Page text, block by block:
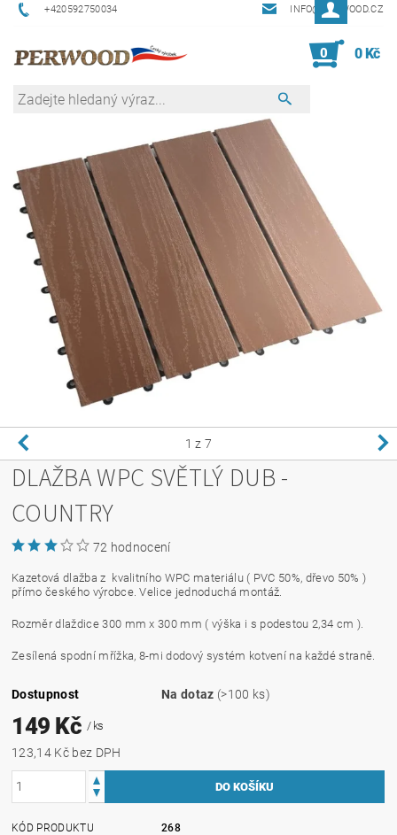
+420592750034 INFO@PERWOOD.CZ
0 0 Kč
1 z 7
DLAŽBA WPC SVĚTLÝ DUB -
COUNTRY
72 hodnocení
Kazetová dlažba z kvalitního WPC materiálu ( PVC 50%, dřevo 50% )
přímo českého výrobce. Velice jednoduchá montáž.
Rozměr dlaždice 300 mm x 300 mm ( výška i s podestou 2,34 cm ).
Zesílená spodní mřížka, 8-mi dodový systém kotvení na každé straně.
Dostupnost Na dotaz (>100 ks)
149 Kč / ks
123,14 Kč bez DPH
KÓD PRODUKTU
268